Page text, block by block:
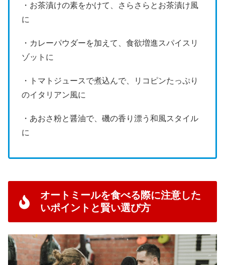
・お茶漬けの素をかけて、さらさらとお茶漬け風
に
・カレーパウダーを加えて、食欲増進スパイスリ
ゾットに
・トマトジュースで煮込んで、リコピンたっぷり
のイタリアン風に
・あおさ粉と醤油で、磯の香り漂う和風スタイル
に
オートミールを食べる際に注意した
いポイントと賢い選び方